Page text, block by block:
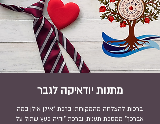
מתנות יודאיקה לגבר
ברכות להצלחה מהמקורות: ברכת "אילן אילן במה
אברכך" ממסכת תענית, וברכת "והיה כעץ שתול על